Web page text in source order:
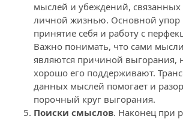
мыслей и убеждений, связанных
личной жизнью. Основной упор
принятие себя и работу с
Важно понимать, что сами
являются причиной выгорания,
хорошо его поддерживают.
данных мыслей помогает и
порочный круг выгорания.
Поиски смыслов. Наконец при